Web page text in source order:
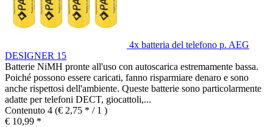
4x batteria del telefono p. AEG
DESIGNER 15
Batterie NiMH pronte all'uso con autoscarica estremamente bassa.
Poiché possono essere caricati, fanno risparmiare denaro e sono
anche rispettosi dell'ambiente. Queste batterie sono particolarmente
adatte per telefoni DECT, giocattoli,...
Contenuto 4 (€ 2,75 * / 1 )
€ 10,99 *